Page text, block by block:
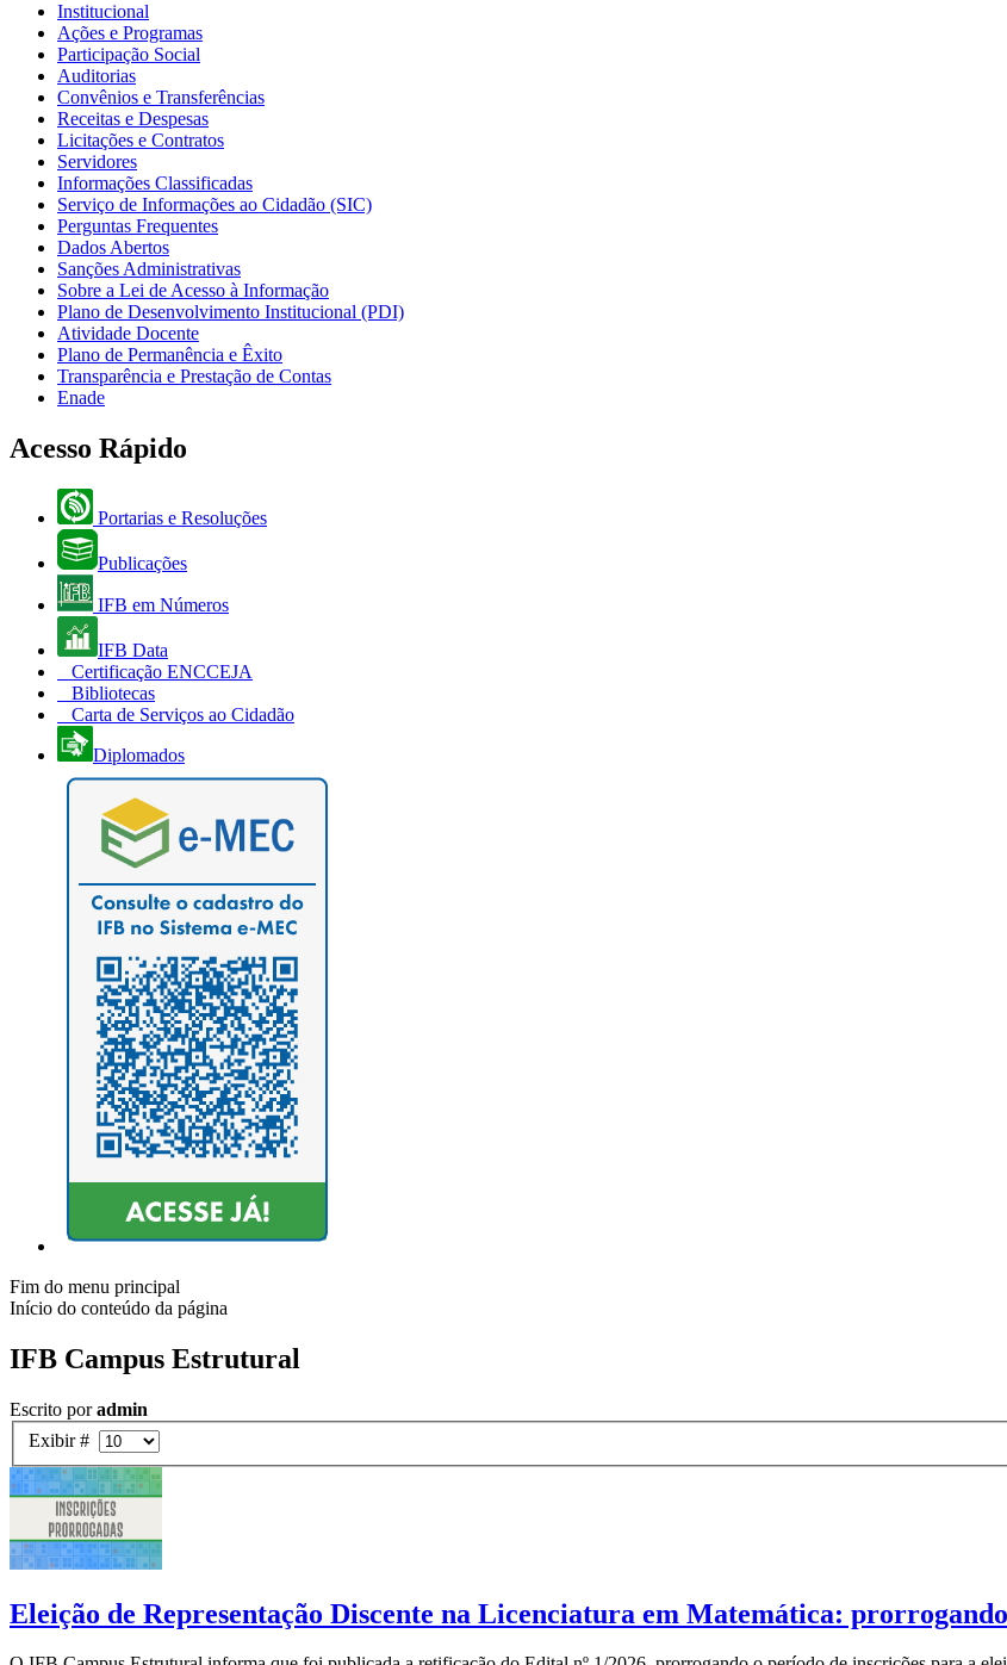
Institucional
Ações e Programas
Participação Social
Auditorias
Convênios e Transferências
Receitas e Despesas
Licitações e Contratos
Servidores
Informações Classificadas
Serviço de Informações ao Cidadão (SIC)
Perguntas Frequentes
Dados Abertos
Sanções Administrativas
Sobre a Lei de Acesso à Informação
Plano de Desenvolvimento Institucional (PDI)
Atividade Docente
Plano de Permanência e Êxito
Transparência e Prestação de Contas
Enade
Acesso Rápido
Portarias e Resoluções
Publicações
IFB em Números
IFB Data
Certificação ENCCEJA
Bibliotecas
Carta de Serviços ao Cidadão
Diplomados
Fim do menu principal
Início do conteúdo da página
IFB Campus Estrutural
Escrito poradmin
Exibir #
Eleição de Representação Discente na Licenciatura em Matemática: